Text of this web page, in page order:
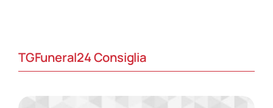
TGFuneral24 Consiglia